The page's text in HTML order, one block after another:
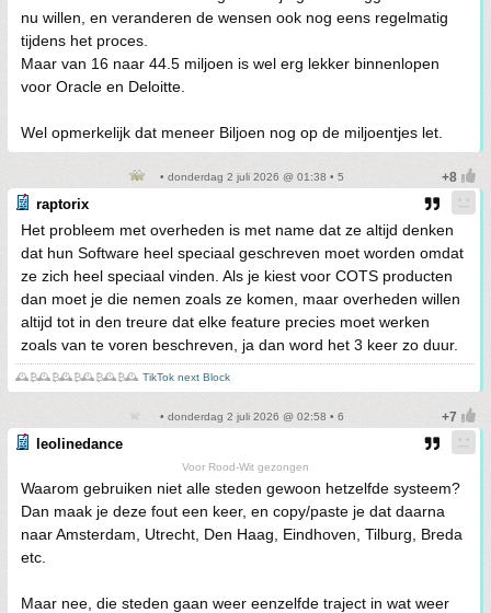
nu willen, en veranderen de wensen ook nog eens regelmatig
tijdens het proces.
Maar van 16 naar 44.5 miljoen is wel erg lekker binnenlopen
voor Oracle en Deloitte.
Wel opmerkelijk dat meneer Biljoen nog op de miljoentjes let.
• donderdag 2 juli 2026 @ 01:38 • 5
raptorix
Het probleem met overheden is met name dat ze altijd denken
dat hun Software heel speciaal geschreven moet worden omdat
ze zich heel speciaal vinden. Als je kiest voor COTS producten
dan moet je die nemen zoals ze komen, maar overheden willen
altijd tot in den treure dat elke feature precies moet werken
zoals van te voren beschreven, ja dan word het 3 keer zo duur.
🕰️₿🕰️₿🕰️₿🕰️₿🕰️₿🕰️ TikTok next Block
• donderdag 2 juli 2026 @ 02:58 • 6
leolinedance
Voor Rood-Wit gezongen
Waarom gebruiken niet alle steden gewoon hetzelfde systeem?
Dan maak je deze fout een keer, en copy/paste je dat daarna
naar Amsterdam, Utrecht, Den Haag, Eindhoven, Tilburg, Breda
etc.
Maar nee, die steden gaan weer eenzelfde traject in wat weer